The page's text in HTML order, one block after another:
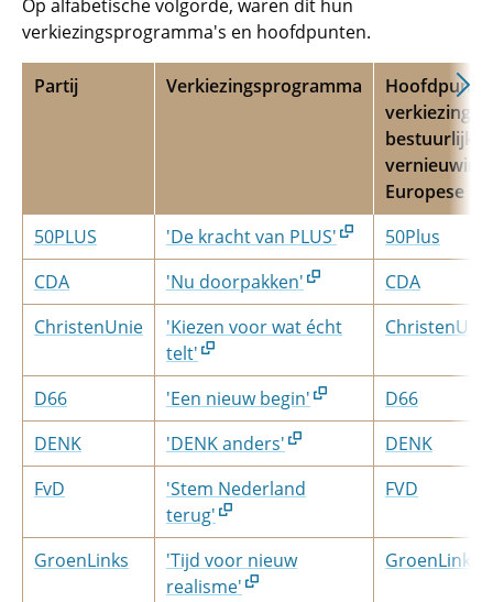
Op alfabetische volgorde, waren dit hun
verkiezingsprogramma's en hoofdpunten.
Partij Verkiezingsprogramma
bestuurlijke
vernieuwing
Europese
50PLUS
'De kracht van PLUS'
50Plus
CDA
'Nu doorpakken'
CDA
ChristenUnie
'Kiezen voor wat écht
telt'
ChristenUnie
D66 'Een nieuw begin'
D66
DENK
'DENK anders'
DENK
FvD
'Stem Nederland
terug'
FVD
GroenLinks
'Tijd voor nieuw
realisme'
GroenLinks